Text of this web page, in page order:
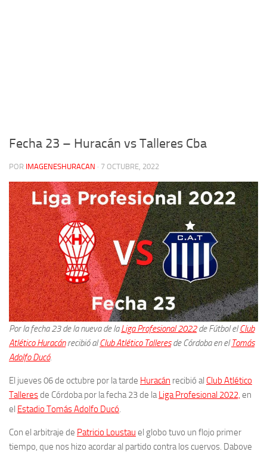
Fecha 23 – Huracán vs Talleres Cba
POR IMAGENESHURACAN · 7 OCTUBRE, 2022
Por la fecha 23 de la nueva de laLiga Profesional 2022de Fútbol elClub
Atlético Huracánrecibió alClub Atlético Talleresde Córdoba en elTomás
Adolfo Ducó.
El jueves 06 de octubre por la tarde Huracán recibió al Club Atlético
Talleresde Córdoba por la fecha 23 de laLiga Profesional 2022, en
el Estadio Tomás Adolfo Ducó.
Con el arbitraje de Patricio Loustau el globo tuvo un flojo primer
tiempo, que nos hizo acordar al partido contra los cuervos. Dabove